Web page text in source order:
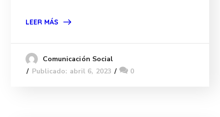
LEER MÁS
Comunicación Social
Publicado: abril 6, 2023
0